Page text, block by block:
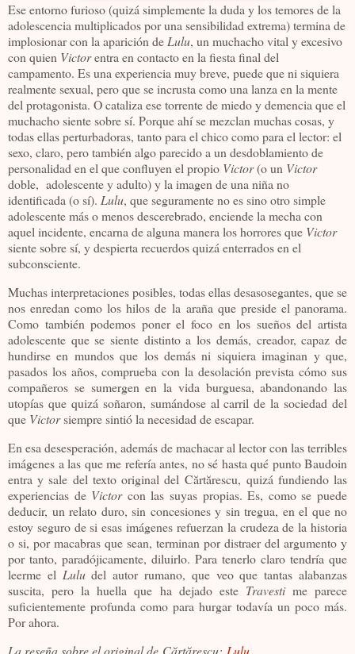
Ese entorno furioso (quizá simplemente la duda y los temores de la
adolescencia multiplicados por una sensibilidad extrema) termina de
implosionar con la aparición deLulu, un muchacho vital y excesivo
con quien Victorentra en contacto en la fiesta final del
campamento. Es una experiencia muy breve, puede que ni siquiera
realmente sexual, pero que se incrusta como una lanza en la mente
del protagonista. O cataliza ese torrente de miedo y demencia que el
muchacho siente sobre sí. Porque ahí se mezclan muchas cosas, y
todas ellas perturbadoras, tanto para el chico como para el lector: el
sexo, claro, pero también algo parecido a un desdoblamiento de
personalidad en el que confluyen el propio Victor(o un Victor
doble, adolescente y adulto) y la imagen de una niña no
identificada (o sí). Lulu, que seguramente no es sino otro simple
adolescente más o menos descerebrado, enciende la mecha con
aquel incidente, encarna de alguna manera los horrores que Victor
siente sobre sí, y despierta recuerdos quizá enterrados en el
subconsciente.
Muchas interpretaciones posibles, todas ellas desasosegantes, que se
nos enredan como los hilos de la araña que preside el panorama.
Como también podemos poner el foco en los sueños del artista
adolescente que se siente distinto a los demás, creador, capaz de
hundirse en mundos que los demás ni siquiera imaginan y que,
pasados los años, comprueba con la desolación prevista cómo sus
compañeros se sumergen en la vida burguesa, abandonando las
utopías que quizá soñaron, sumándose al carril de la sociedad del
que Victorsiempre sintió la necesidad de escapar.
En esa desesperación, además de machacar al lector con las terribles
imágenes a las que me refería antes, no sé hasta qué punto Baudoin
entra y sale del texto original delCărtărescu, quizá fundiendo las
experiencias de Victor con las suyas propias. Es, como se puede
deducir, un relato duro, sin concesiones y sin tregua, en el que no
estoy seguro de si esas imágenes refuerzan la crudeza de la historia
o si, por macabras que sean, terminan por distraer del argumento y
por tanto, paradójicamente, diluirlo. Para tenerlo claro tendría que
leerme el Luludel autor rumano, que veo que tantas alabanzas
suscita, pero la huella que ha dejado este Travesti me parece
suficientemente profunda como para hurgar todavía un poco más.
Por ahora.
La reseña sobre el original de Cărtărescu: Lulu